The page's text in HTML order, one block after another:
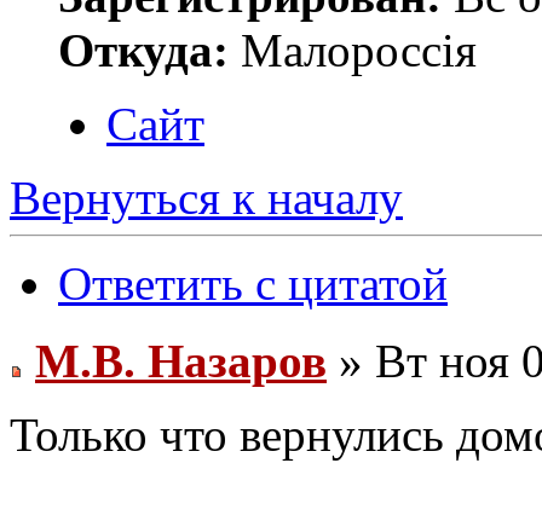
Откуда: Малороссiя
Сайт
Вернуться к началу
Ответить с цитатой
М.В. Назаров » Вт ноя
Только что вернулись